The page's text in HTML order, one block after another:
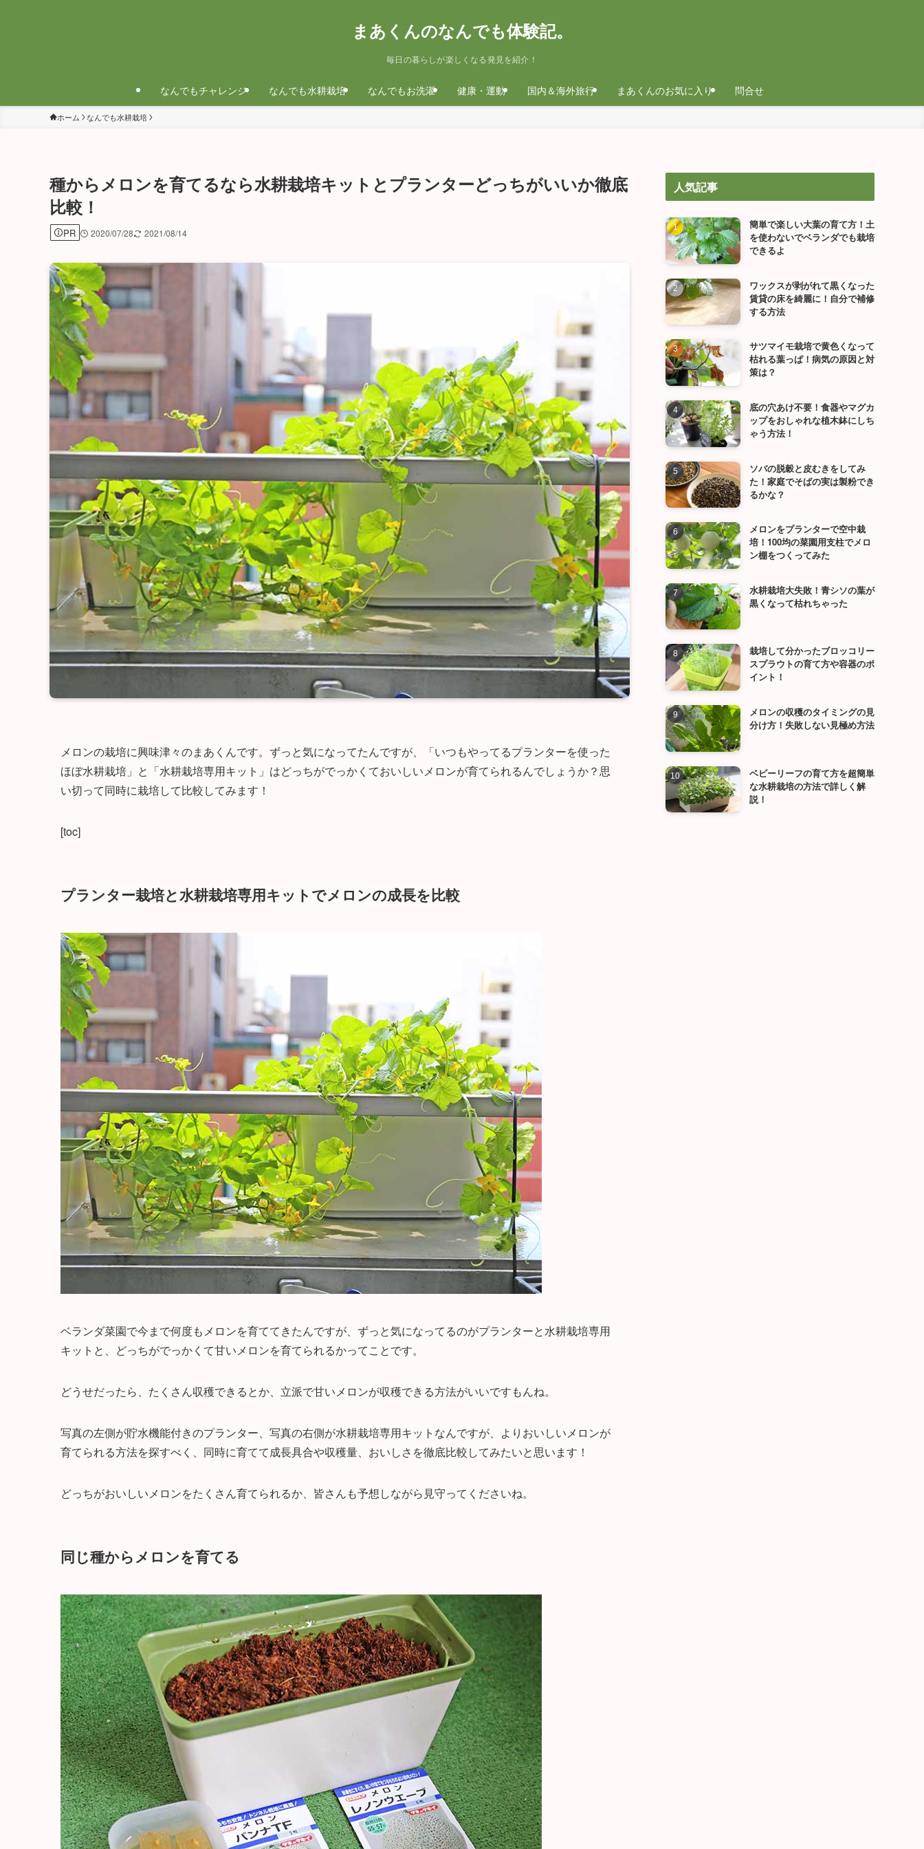
まあくんのなんでも体験記。
毎日の暮らしが楽しくなる発見を紹介！
なんでもチャレンジ なんでも水耕栽培 なんでもお洗濯 健康・運動 国内＆海外旅行 まあくんのお気に入り 問合せ
ホーム なんでも水耕栽培
種からメロンを育てるなら水耕栽培キットとプランターどっちがいいか徹底
比較！
PR 2020/07/28 2021/08/14
メロンの栽培に興味津々のまあくんです。ずっと気になってたんですが、「いつもやってるプランターを使った
ほぼ水耕栽培」と「水耕栽培専用キット」はどっちがでっかくておいしいメロンが育てられるんでしょうか？思
い切って同時に栽培して比較してみます！
[toc]
プランター栽培と水耕栽培専用キットでメロンの成長を比較
ベランダ菜園で今まで何度もメロンを育ててきたんですが、ずっと気になってるのがプランターと水耕栽培専用
キットと、どっちがでっかくて甘いメロンを育てられるかってことです。
どうせだったら、たくさん収穫できるとか、立派で甘いメロンが収穫できる方法がいいですもんね。
写真の左側が貯水機能付きのプランター、写真の右側が水耕栽培専用キットなんですが、よりおいしいメロンが
育てられる方法を探すべく、同時に育てて成長具合や収穫量、おいしさを徹底比較してみたいと思います！
どっちがおいしいメロンをたくさん育てられるか、皆さんも予想しながら見守ってくださいね。
同じ種からメロンを育てる
人気記事
簡単で楽しい大葉の育て方！土
を使わないでベランダでも栽培
できるよ
ワックスが剥がれて黒くなった
賃貸の床を綺麗に！自分で補修
する方法
サツマイモ栽培で黄色くなって
枯れる葉っぱ！病気の原因と対
策は？
底の穴あけ不要！食器やマグカ
ップをおしゃれな植木鉢にしち
ゃう方法！
ソバの脱穀と皮むきをしてみ
た！家庭でそばの実は製粉でき
るかな？
メロンをプランターで空中栽
培！100均の菜園用支柱でメロ
ン棚をつくってみた
水耕栽培大失敗！青シソの葉が
黒くなって枯れちゃった
栽培して分かったブロッコリー
スプラウトの育て方や容器のポ
イント！
メロンの収穫のタイミングの見
分け方！失敗しない見極め方法
ベビーリーフの育て方を超簡単
な水耕栽培の方法で詳しく解
説！